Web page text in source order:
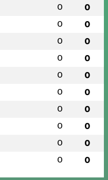
0 0
0 0
0 0
0 0
0 0
0 0
0 0
0 0
0 0
0 0